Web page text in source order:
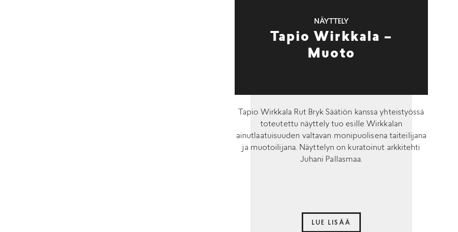
NÄYTTELY
Tapio Wirkkala –
Muoto
Tapio Wirkkala Rut Bryk Säätiön kanssa yhteistyössä
toteutettu näyttely tuo esille Wirkkalan
ainutlaatuisuuden valtavan monipuolisena taiteilijana
ja muotoilijana. Näyttelyn on kuratoinut arkkitehti
Juhani Pallasmaa.
LUE LISÄÄ